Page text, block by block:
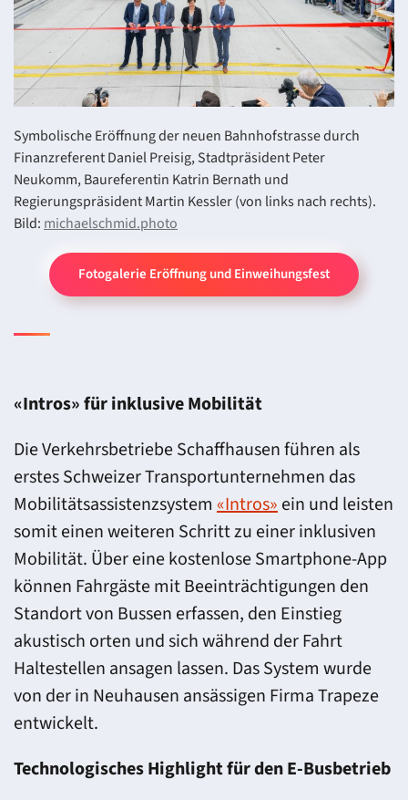
Symbolische Eröffnung der neuen Bahnhofstrasse durch
Finanzreferent Daniel Preisig, Stadtpräsident Peter
Neukomm, Baureferentin Katrin Bernath und
Regierungspräsident Martin Kessler (von links nach rechts).
Bild: michaelschmid.photo
Fotogalerie Eröffnung und Einweihungsfest
«Intros» für inklusive Mobilität
Die Verkehrsbetriebe Schaffhausen führen als
erstes Schweizer Transportunternehmen das
Mobilitätsassistenzsystem «Intros»ein und leisten
somit einen weiteren Schritt zu einer inklusiven
Mobilität. Über eine kostenlose Smartphone-App
können Fahrgäste mit Beeinträchtigungen den
Standort von Bussen erfassen, den Einstieg
akustisch orten und sich während der Fahrt
Haltestellen ansagen lassen. Das System wurde
von der in Neuhausen ansässigen Firma Trapeze
entwickelt.
Technologisches Highlight für den E-Busbetrieb